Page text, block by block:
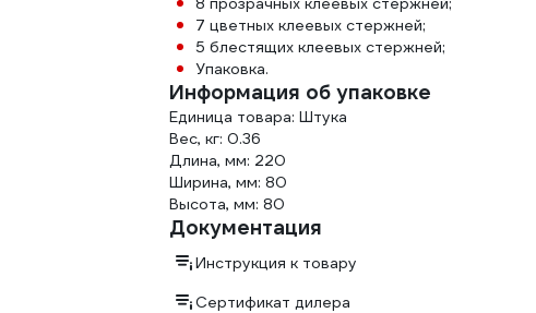
7 цветных клеевых стержней;
5 блестящих клеевых стержней;
Упаковка.
Информация об упаковке
Единица товара: Штука
Вес, кг: 0.36
Длина, мм: 220
Ширина, мм: 80
Высота, мм: 80
Документация
Инструкция к товару
Сертификат дилера